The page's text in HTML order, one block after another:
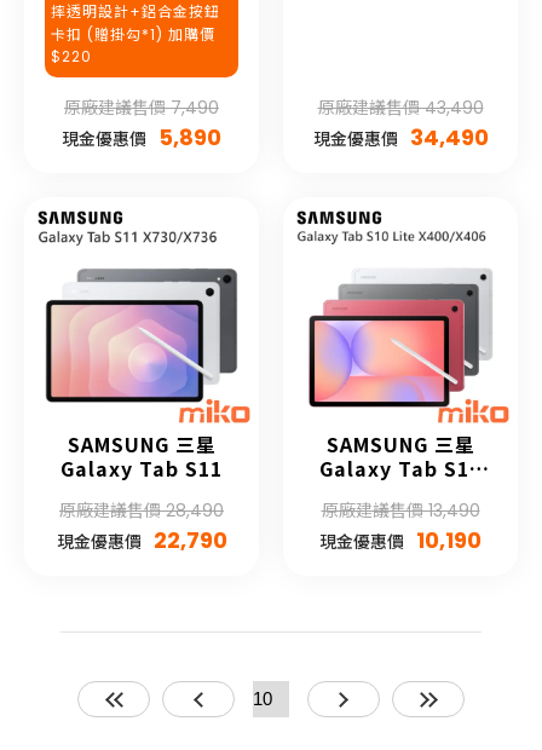
摔透明設計+鋁合金按鈕
卡扣 (贈掛勾*1) 加購價
$220
原廠建議售價 7,490
現金優惠價
5,890
原廠建議售價 43,490
現金優惠價 34,490
SAMSUNG 三星
Galaxy Tab S11
原廠建議售價 28,490
現金優惠價 22,790
SAMSUNG 三星
Galaxy Tab S10
原廠建議售價 13,490
現金優惠價 10,190